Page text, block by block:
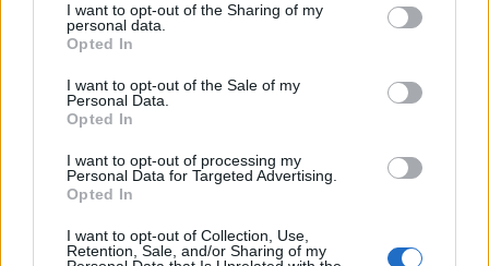
I want to opt-out of the Sharing of my
personal data.
Opted In
I want to opt-out of the Sale of my
Personal Data.
Opted In
I want to opt-out of processing my
Personal Data for Targeted Advertising.
Opted In
I want to opt-out of Collection, Use,
Retention, Sale, and/or Sharing of my
Poznańskie finały GG League 2019 zakończą się dziś
wieczorem, wszak do rozegrania zostały tylko trzy
mecze: dwa półfinały oraz wielki finał, wszystkie w trybie
do dwóch zwycięstw. Rywalizację w etapie pucharowym
zainauguruje potyczka, która z pewnością najbardziej
zainteresuje polską część kibiców. Mowa oczywiście o
meczu Tricked kontra VP, którego faworytem jest rzecz
jasna piątka z Danii. Następnie, planowo o 15:00,
wystartuje potyczka z udziałem G2 i GamerLegion, w